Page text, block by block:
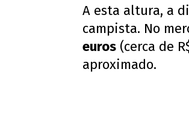
A esta altura, a
campista. No
euros (cerca de
aproximado.